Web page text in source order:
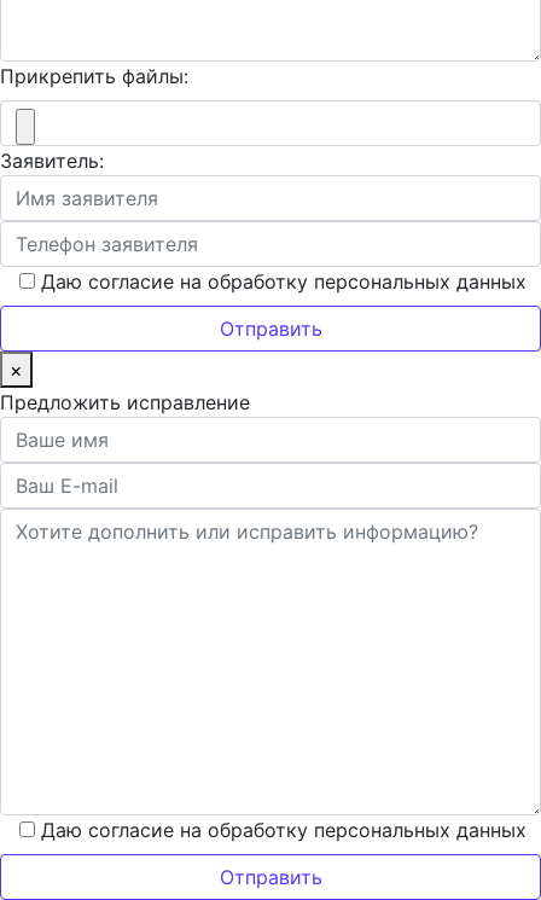
Прикрепить файлы:
Заявитель:
Даю согласие на обработку персональных данных
×
Предложить исправление
Даю согласие на обработку персональных данных